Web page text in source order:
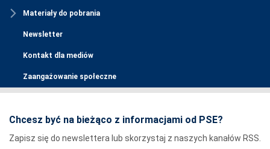
Materiały do pobrania
Newsletter
Kontakt dla mediów
Zaangażowanie społeczne
Chcesz być na bieżąco z informacjami od PSE?
Zapisz się do newslettera lub skorzystaj z naszych kanałów RSS.